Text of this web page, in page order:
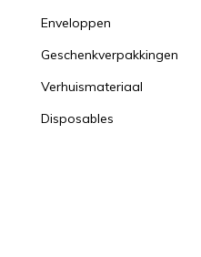
Enveloppen
Geschenkverpakkingen
Verhuismateriaal
Disposables